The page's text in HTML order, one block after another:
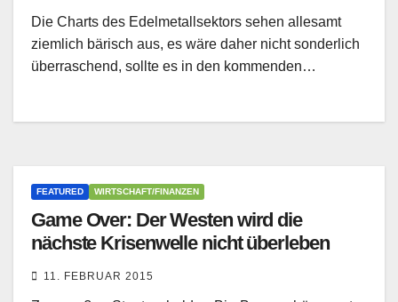
Die Charts des Edelmetallsektors sehen allesamt
ziemlich bärisch aus, es wäre daher nicht sonderlich
überraschend, sollte es in den kommenden…
FEATURED WIRTSCHAFT/FINANZEN
Game Over: Der Westen wird die
nächste Krisenwelle nicht überleben
11. FEBRUAR 2015